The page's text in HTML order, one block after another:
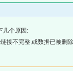
几个原因:
接不完整,或数据已被删